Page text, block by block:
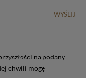
WYŚLIJ
na podany
chwili mogę